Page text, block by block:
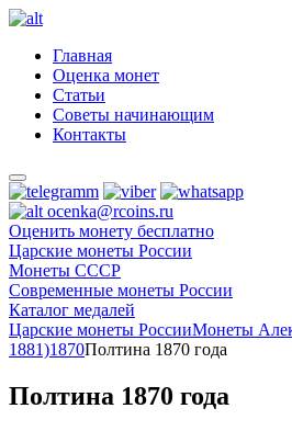
Главная
Оценка монет
Статьи
Советы начинающим
Контакты
ocenka@rcoins.ru
Оценить монету бесплатно
Царские монеты России
Монеты СССР
Современные монеты России
Каталог медалей
Царские монеты РоссииМонеты
1881)1870Полтина 1870 года
Полтина 1870 года